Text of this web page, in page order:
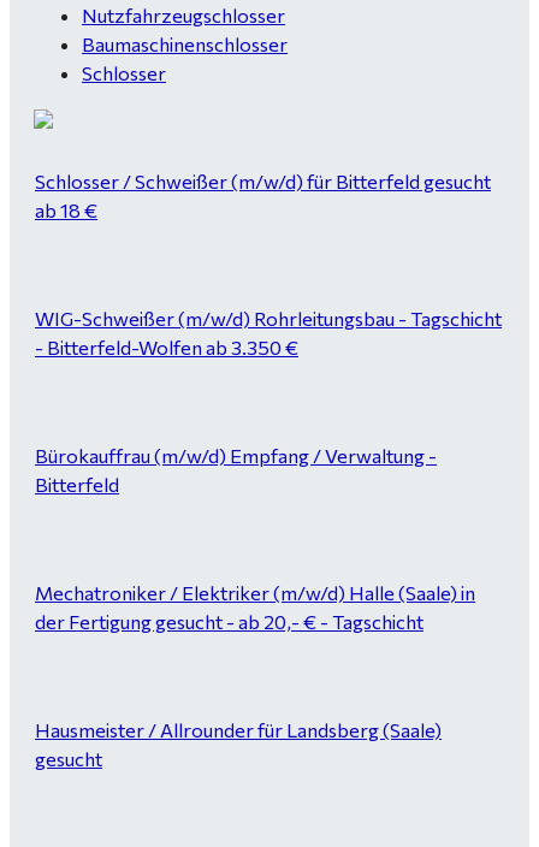
Nutzfahrzeugschlosser
Baumaschinenschlosser
Schlosser
Schlosser / Schweißer (m/w/d) für Bitterfeld gesucht
ab 18 €
WIG-Schweißer (m/w/d) Rohrleitungsbau - Tagschicht
- Bitterfeld-Wolfen ab 3.350 €
Bürokauffrau (m/w/d) Empfang / Verwaltung -
Bitterfeld
Mechatroniker / Elektriker (m/w/d) Halle (Saale) in
der Fertigung gesucht - ab 20,- € - Tagschicht
Hausmeister / Allrounder für Landsberg (Saale)
gesucht